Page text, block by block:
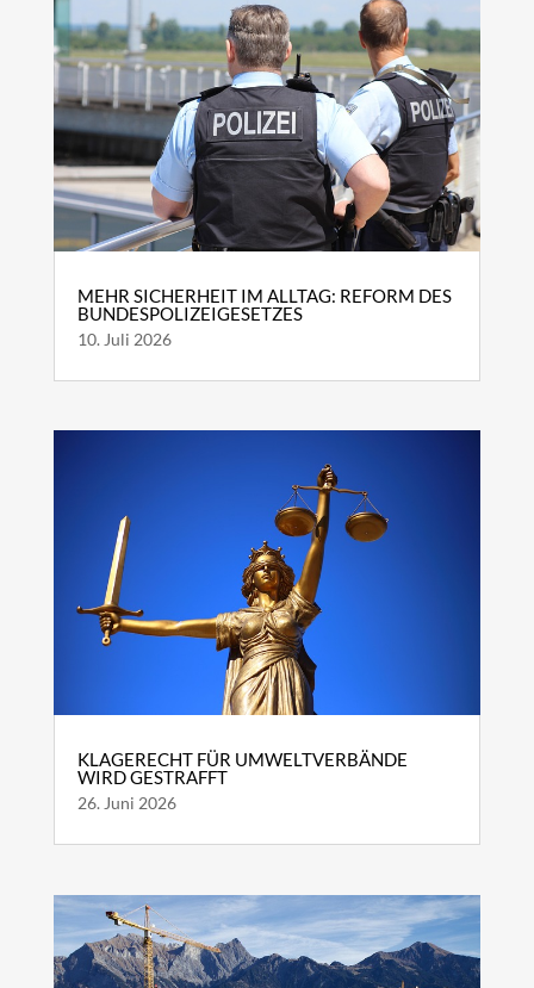
MEHR SICHERHEIT IM ALLTAG: REFORM DES
BUNDESPOLIZEIGESETZES
10. Juli 2026
KLAGERECHT FÜR UMWELTVERBÄNDE
WIRD GESTRAFFT
26. Juni 2026